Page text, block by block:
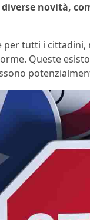
novità,
tutti i cittadini,
Queste